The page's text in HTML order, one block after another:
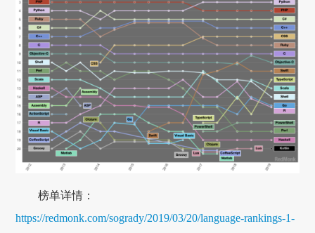
榜单详情：
https://redmonk.com/sogrady/2019/03/20/language-rankings-1-